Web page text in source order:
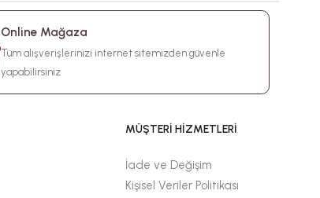
Online Mağaza
Tüm alışverişlerinizi internet sitemizden güvenle
yapabilirsiniz
MÜŞTERİ HİZMETLERİ
İade ve Değişim
Kişisel Veriler Politikası